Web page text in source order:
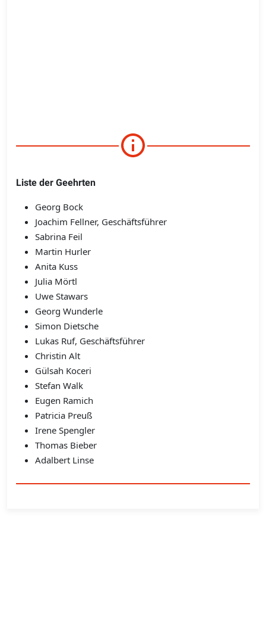
Liste der Geehrten
Georg Bock
Joachim Fellner, Geschäftsführer
Sabrina Feil
Martin Hurler
Anita Kuss
Julia Mörtl
Uwe Stawars
Georg Wunderle
Simon Dietsche
Lukas Ruf, Geschäftsführer
Christin Alt
Gülsah Koceri
Stefan Walk
Eugen Ramich
Patricia Preuß
Irene Spengler
Thomas Bieber
Adalbert Linse